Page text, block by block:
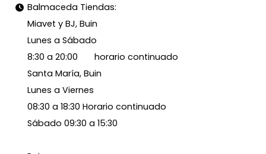
Balmaceda Tiendas:
Miavet y BJ, Buin
Lunes a Sábado
8:30 a 20:00 horario continuado
Santa María, Buin
Lunes a Viernes
08:30 a 18:30 Horario continuado
Sábado 09:30 a 15:30